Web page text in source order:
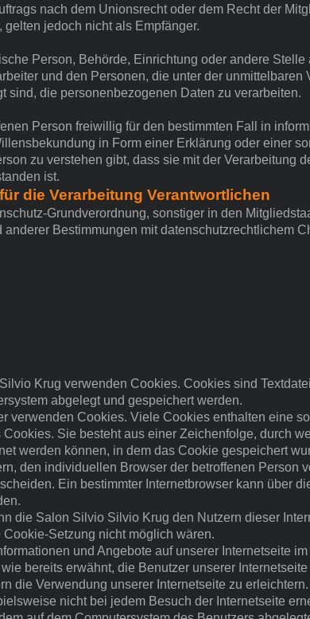
nach dem Unionsrecht oder dem Recht der
jedoch nicht als Empfänger.
Person, Behörde, Einrichtung oder andere
und den Personen, die unter der unmittelbaren
sind, die personenbezogenen Daten zu verarbeiten.
Person freiwillig für den bestimmten Fall in
in Form einer Erklärung oder einer
zu verstehen gibt, dass sie mit der Verarbeitung
ist.
die Verarbeitung Verantwortlichen
Grundverordnung, sonstiger in den
Bestimmungen mit datenschutzrechtlichem
Krug verwenden Cookies. Cookies sind
abgelegt und gespeichert werden.
verwenden Cookies. Viele Cookies enthalten eine
Sie besteht aus einer Zeichenfolge, durch
werden können, in dem das Cookie gespeichert
den individuellen Browser der betroffenen Person
Ein bestimmter Internetbrowser kann über
die Salon Silvio Silvio Krug den Nutzern dieser
Setzung nicht möglich wären.
und Angebote auf unserer Internetseite
bereits erwähnt, die Benutzer unserer
die Verwendung unserer Internetseite zu
nicht bei jedem Besuch der Internetseite